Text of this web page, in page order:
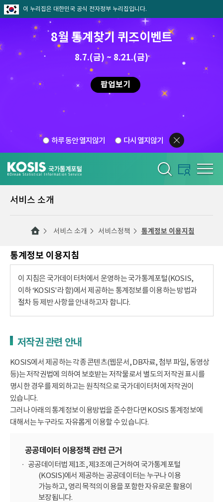
이 누리집은 대한민국 공식 전자정부 누리집입니다.
8월 통계찾기 퀴즈이벤트
8.7.(금) ~ 8.21.(금)
팝업보기
하루 동안 열지않기 다시 열지않기
서비스 소개
서비스 소개 서비스정책 통계정보 이용지침
통계정보 이용지침
이 지침은 국가데이터처에서 운영하는 국가통계포털(KOSIS,
이하 ‘KOSIS'라 함)에서 제공하는 통계정보를 이용하는 방법과
절차 등 제반 사항을 안내하고자 합니다.
저작권 관련 안내
KOSIS에서 제공하는 각종 콘텐츠(웹문서, DB자료, 첨부 파일, 동영상
등)는 저작권법에 의하여 보호받는 저작물로서 별도의 저작권 표시를
명시한 경우를 제외하고는 원칙적으로 국가데이터처에 저작권이
있습니다.
그러나 아래의 통계정보 이용방법을 준수한다면 KOSIS 통계정보에
대해서는 누구라도 자유롭게 이용할 수 있습니다.
공공데이터 이용정책 관련 근거
공공데이터법 제1조, 제3조에 근거하여 국가통계포털
(KOSIS)에서 제공하는 공공데이터는 누구나 이용
가능하고, 영리 목적의 이용을 포함한 자유로운 활용이
보장됩니다.